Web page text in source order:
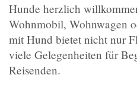
Hunde herzlich
Wohnmobil, Wohnwagen
mit Hund bietet nicht nur
viele Gelegenheiten für
Reisenden.